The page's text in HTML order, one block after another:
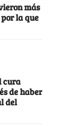
más
la que
cura
de haber
del